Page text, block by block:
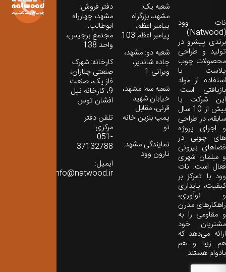
نات‌ وود
(Natwood)
برندی پیشرو در
تولید و طراحی
محصولات چوب
پلاست با
استفاده از مواد
بازیافتی است.
این شرکت با
بیش از 10 سال
سابقه، در طراحی
و اجرای پروژه
های چوبی در
فضاهای بیرونی
و مبلمان شهری
فعال است. نات
وود با تمرکز بر
کیفیت، پایداری
و نوآوری،
راهکارهای مدرن
و مقاومی را به
مشتریان خود
ارائه می‌دهد که
هم زیبا و هم
بادوام هستند.
شعبه یک:
مشهد، بزرگراه
پیامبر اعظم،
پیامبر اعظم 103
شعبه دو: مشهد،
جاده شاندیز،
ویرانی 1
شعبه سه: مشهد،
خیابان شهید
قرنی، مقابل
پمپ بنزین خانه
نو
نمایندگی مشهد:
نارون وود
دفتر فروش:
مشهد، چهارراه
ابوطالب،
مجتمع برجیس،
واحد 138
کارخانه: شهرک
صنعتی چناران،
فاز یک، صنعت
9، کارخانه نیل
افشان توس
تلفن دفتر
مرکزی:
051-
37132788
ایمیل:
info@natwood.ir